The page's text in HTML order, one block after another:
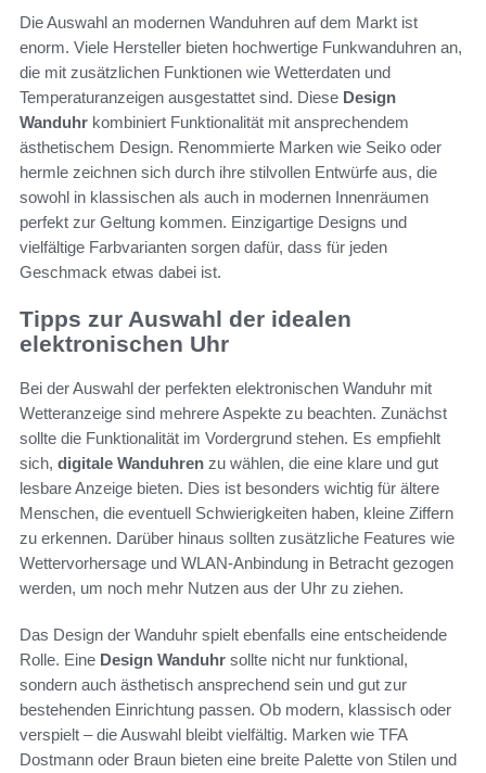
Die Auswahl an modernen Wanduhren auf dem Markt ist
enorm. Viele Hersteller bieten hochwertige Funkwanduhren an,
die mit zusätzlichen Funktionen wie Wetterdaten und
Temperaturanzeigen ausgestattet sind. Diese Design
Wanduhr kombiniert Funktionalität mit ansprechendem
ästhetischem Design. Renommierte Marken wie Seiko oder
hermle zeichnen sich durch ihre stilvollen Entwürfe aus, die
sowohl in klassischen als auch in modernen Innenräumen
perfekt zur Geltung kommen. Einzigartige Designs und
vielfältige Farbvarianten sorgen dafür, dass für jeden
Geschmack etwas dabei ist.
Tipps zur Auswahl der idealen
elektronischen Uhr
Bei der Auswahl der perfekten elektronischen Wanduhr mit
Wetteranzeige sind mehrere Aspekte zu beachten. Zunächst
sollte die Funktionalität im Vordergrund stehen. Es empfiehlt
sich, digitale Wanduhren zu wählen, die eine klare und gut
lesbare Anzeige bieten. Dies ist besonders wichtig für ältere
Menschen, die eventuell Schwierigkeiten haben, kleine Ziffern
zu erkennen. Darüber hinaus sollten zusätzliche Features wie
Wettervorhersage und WLAN-Anbindung in Betracht gezogen
werden, um noch mehr Nutzen aus der Uhr zu ziehen.
Das Design der Wanduhr spielt ebenfalls eine entscheidende
Rolle. Eine Design Wanduhr sollte nicht nur funktional,
sondern auch ästhetisch ansprechend sein und gut zur
bestehenden Einrichtung passen. Ob modern, klassisch oder
verspielt – die Auswahl bleibt vielfältig. Marken wie TFA
Dostmann oder Braun bieten eine breite Palette von Stilen und